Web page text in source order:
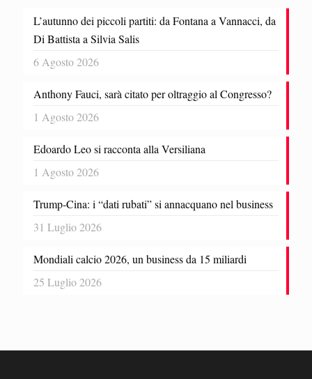
L’autunno dei piccoli partiti: da Fontana a Vannacci, da
Di Battista a Silvia Salis
6 Agosto 2026
Anthony Fauci, sarà citato per oltraggio al Congresso?
1 Agosto 2026
Edoardo Leo si racconta alla Versiliana
1 Agosto 2026
Trump-Cina: i “dati rubati” si annacquano nel business
31 Luglio 2026
Mondiali calcio 2026, un business da 15 miliardi
25 Luglio 2026